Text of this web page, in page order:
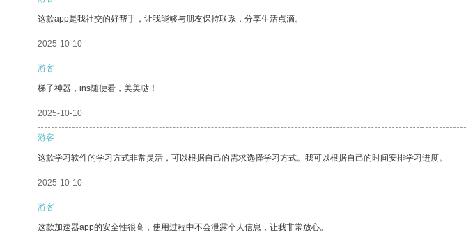
这款app是我社交的好帮手，让我能够与朋友保持联系，分享生活点滴。
2025-10-10
游客
梯子神器，ins随便看，美美哒！
2025-10-10
游客
这款学习软件的学习方式非常灵活，可以根据自己的需求选择学习方式。我可以根据自己的时间安排学习进度。
2025-10-10
游客
这款加速器app的安全性很高，使用过程中不会泄露个人信息，让我非常放心。